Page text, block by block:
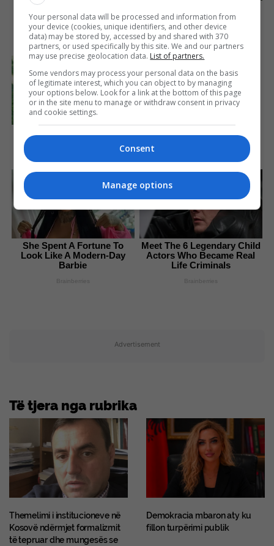
Each Member Has This
Unique Trait!
Brainberries
46 Years Later, The Blue
Lagoon Stars Look
Unrecognizable
Brainberries
She Spent A Fortune To
Look Like A Modern-Day
Barbie
Brainberries
Meet The 6 Legendary Child
Actors Who Became Real
Life Criminals
Brainberries
Advertisement
Të tjera nga rubrika
Themelimi i institucioneve në
Kosovë ndërmjet formalizmit
të tepruar dhe mungesës se
Demokracia mbaron aty ku
fillon turpërimi publik
Your personal data will be processed and information from
your device (cookies, unique identifiers, and other device
data) may be stored by, accessed by and shared with 370
partners, or used specifically by this site. We and our partners
may use precise geolocation data. List of partners.
Some vendors may process your personal data on the basis
of legitimate interest, which you can object to by managing
your options below. Look for a link at the bottom of this page
or in the site menu to manage or withdraw consent in privacy
and cookie settings.
Consent
Manage options